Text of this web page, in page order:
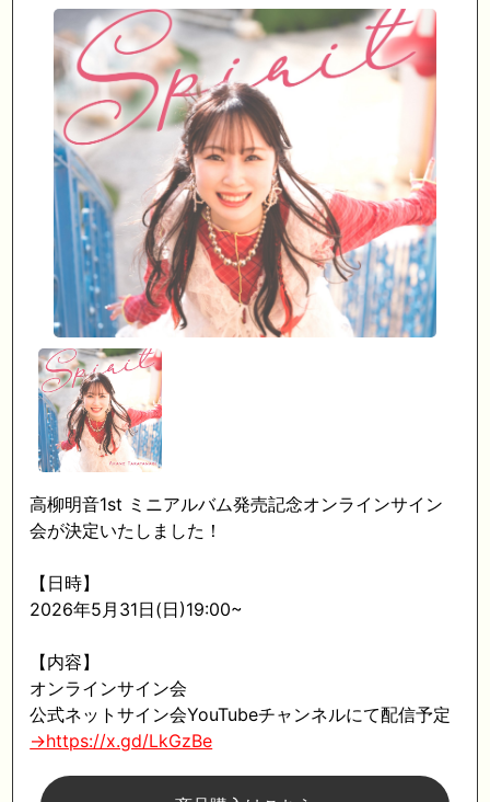
高柳明音1st ミニアルバム発売記念オンラインサイン
会が決定いたしました！
【日時】
2026年5月31日(日)19:00~
【内容】
オンラインサイン会
公式ネットサイン会YouTubeチャンネルにて配信予定
→https://x.gd/LkGzBe